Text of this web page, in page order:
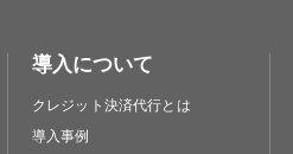
導入について
クレジット決済代行とは
導入事例